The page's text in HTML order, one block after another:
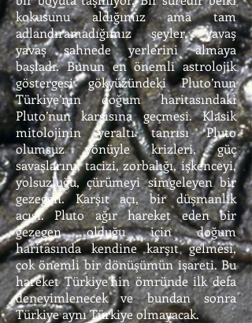
kokusunu aldığımız ama tam
adlandıramadığımız şeyler, yavaş
yavaş sahnede yerlerini almaya
başladı. Bunun en önemli astrolojik
göstergesi gökyüzündeki Pluto’nun
Türkiye’nin doğum haritasındaki
Pluto’nun karşısına geçmesi. Klasik
mitolojinin yeraltı tanrısı Pluto
olumsuz yönüyle krizleri, güç
savaşlarını, tacizi, zorbalığı, işkenceyi,
yolsuzluğu, çürümeyi simgeleyen bir
gezegen. Karşıt açı, bir düşmanlık
açısı. Pluto ağır hareket eden bir
gezegen olduğu için doğum
haritasında kendine karşıt gelmesi,
çok önemli bir dönüşümün işareti. Bu
hareket Türkiye’nin ömründe ilk defa
deneyimlenecek ve bundan sonra
Türkiye aynı Türkiye olmayacak.